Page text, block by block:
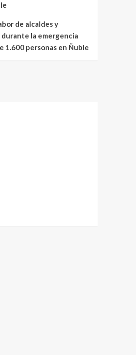
de alcaldes y
la emergencia
1.600 personas en Ñuble